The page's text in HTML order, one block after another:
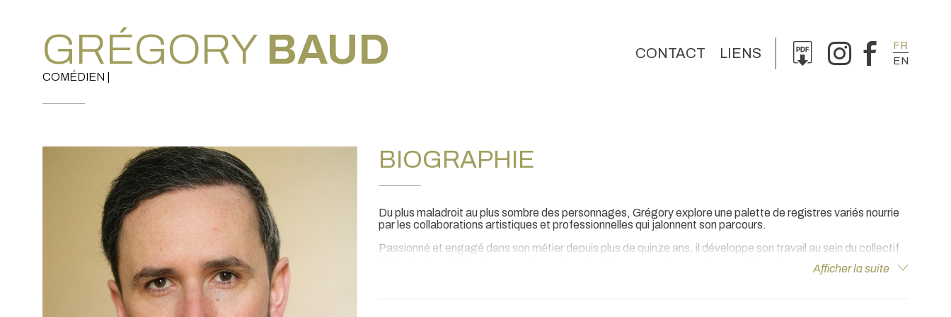
GRÉGORY BAUD
COMÉDIEN |
CONTACT LIENS
FR
EN
BIOGRAPHIE
Du plus maladroit au plus sombre des personnages, Grégory explore une palette de registres variés nourrie
par les collaborations artistiques et professionnelles qui jalonnent son parcours.
Passionné et engagé dans son métier depuis plus de quinze ans, il développe son travail au sein du collectif
Afficher la suite